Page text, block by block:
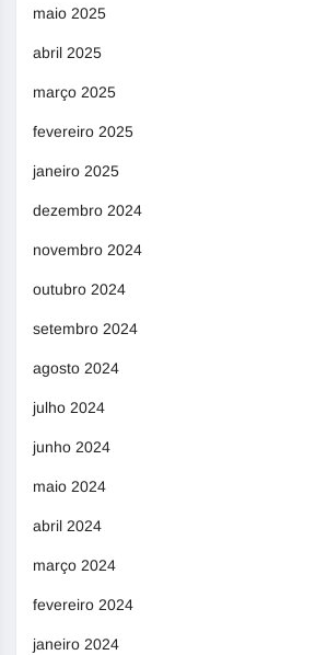
maio 2025
abril 2025
março 2025
fevereiro 2025
janeiro 2025
dezembro 2024
novembro 2024
outubro 2024
setembro 2024
agosto 2024
julho 2024
junho 2024
maio 2024
abril 2024
março 2024
fevereiro 2024
janeiro 2024